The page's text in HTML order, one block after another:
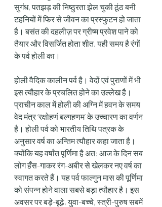
सुगंध, पतझड़ की निष्ठुरता झेल चुकी ठूंठ बनी
टहनियों में फिर से जीवन का प्रस्फुटन हो जाता
है। बसंत की दहलीज़ पर ग्रीष्म प्रवेश पाने को
तैयार और विसर्जित होता शीत, यही समय है रंगों
के पर्व होली का।
होली वैदिक कालीन पर्व है। वेदों एवं पुराणों में भी
इस त्यौहार के प्रचलित होने का उल्लेख है।
प्राचीन काल में होली की अग्नि में हवन के समय
वेद मंत्र ‘रक्षोहणं बल्गहणम’ के उच्चारण का वर्णन
है। होली पर्व को भारतीय तिथि पत्रक के
अनुसार वर्ष का अन्तिम त्यौहार कहा जाता है।
क्योंकि यह वर्षांत पूर्णिमा है अत: आज के दिन सब
लोग हँस-गाकर रंग-अबीर से खेलकर नए वर्ष का
स्वागत करते हैं। यह पर्व फाल्गुन मास की पूर्णिमा
को संपन्न होने वाला सबसे बड़ा त्यौहार है। इस
अवसर पर बड़े-बूढ़े, युवा-बच्चे, स्त्री-पुरुष सबमें